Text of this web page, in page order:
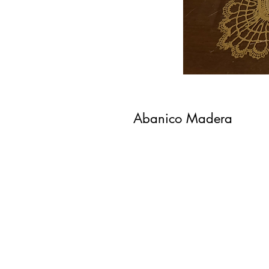
Abanico Madera